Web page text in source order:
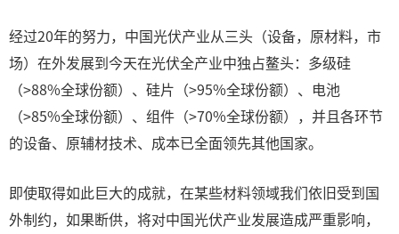
经过20年的努力，中国光伏产业从三头（设备，原材料，市
场）在外发展到今天在光伏全产业中独占鳌头：多级硅
（>88%全球份额）、硅片（>95%全球份额）、电池
（>85%全球份额）、组件（>70%全球份额），并且各环节
的设备、原辅材技术、成本已全面领先其他国家。
即使取得如此巨大的成就，在某些材料领域我们依旧受到国
外制约，如果断供，将对中国光伏产业发展造成严重影响，